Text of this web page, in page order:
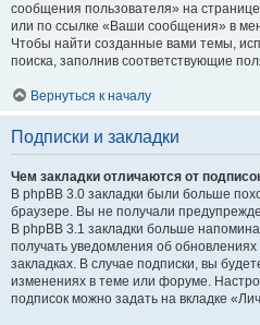
сообщения пользователя» на
или по ссылке «Ваши сообщения» в
Чтобы найти созданные вами темы,
поиска, заполнив соответствующие
Вернуться к началу
Подписки и закладки
Чем закладки отличаются от
В phpBB 3.0 закладки были больше
браузере. Вы не получали
В phpBB 3.1 закладки больше
получать уведомления об
закладках. В случае подписки, вы
изменениях в теме или форуме.
подписок можно задать на вкладке